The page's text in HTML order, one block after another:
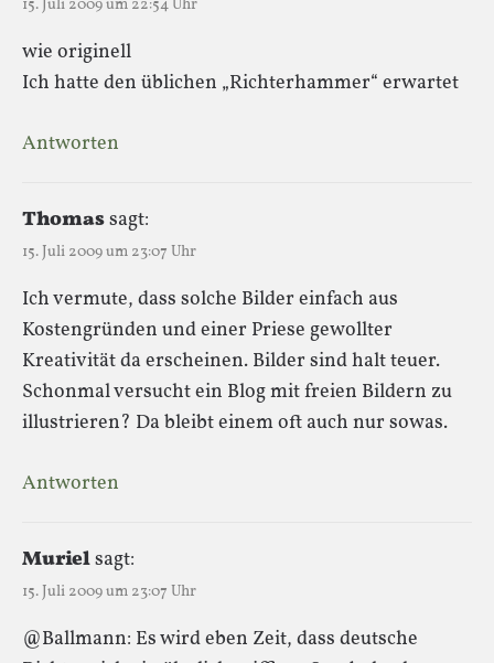
15. Juli 2009 um 22:54 Uhr
wie originell
Ich hatte den üblichen „Richterhammer“ erwartet
Antworten
Thomassagt:
15. Juli 2009 um 23:07 Uhr
Ich vermute, dass solche Bilder einfach aus
Kostengründen und einer Priese gewollter
Kreativität da erscheinen. Bilder sind halt teuer.
Schonmal versucht ein Blog mit freien Bildern zu
illustrieren? Da bleibt einem oft auch nur sowas.
Antworten
Murielsagt:
15. Juli 2009 um 23:07 Uhr
@Ballmann: Es wird eben Zeit, dass deutsche